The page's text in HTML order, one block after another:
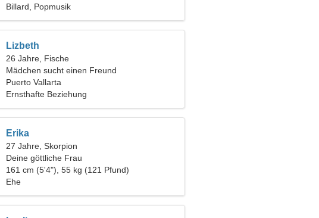
Billard, Popmusik
Lizbeth
26 Jahre, Fische
Mädchen sucht einen Freund
Puerto Vallarta
Ernsthafte Beziehung
Erika
27 Jahre, Skorpion
Deine göttliche Frau
161 cm (5'4"), 55 kg (121 Pfund)
Ehe